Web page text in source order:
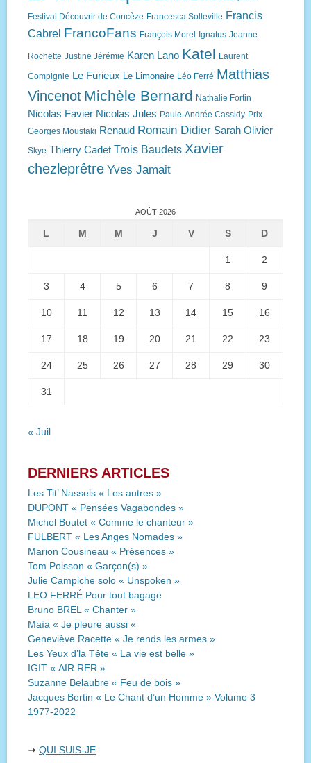
Festival Découvrir de Concèze Francesca Solleville Francis
Cabrel FrancoFans François Morel Ignatus Jeanne
Rochette Justine Jérémie Karen Lano Katel Laurent
Compignie Le Furieux Le Limonaire Léo Ferré Matthias
Vincenot Michèle Bernard Nathalie Fortin
Nicolas Favier Nicolas Jules Paule-Andrée Cassidy Prix
Georges Moustaki Renaud Romain Didier Sarah Olivier
Skye Thierry Cadet Trois Baudets Xavier
chezleprêtre Yves Jamait
AOÛT 2026
L M M J V S D
1 2
3 4 5 6 7 8 9
10 11 12 13 14 15 16
17 18 19 20 21 22 23
24 25 26 27 28 29 30
31
« Juil
DERNIERS ARTICLES
Les Tit’ Nassels « Les autres »
DUPONT « Pensées Vagabondes »
Michel Boutet « Comme le chanteur »
FULBERT « Les Anges Nomades »
Marion Cousineau « Présences »
Tom Poisson « Garçon(s) »
Julie Campiche solo « Unspoken »
LEO FERRÉ Pour tout bagage
Bruno BREL « Chanter »
Maïa « Je pleure aussi «
Geneviève Racette « Je rends les armes »
Les Yeux d’la Tête « La vie est belle »
IGIT « AIR RER »
Suzanne Belaubre « Feu de bois »
Jacques Bertin « Le Chant d’un Homme » Volume 3
1977-2022
➝ QUI SUIS-JE